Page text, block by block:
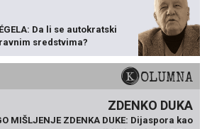
Da li se autokratski
sredstvima?
KOLUMNA
ZDENKO DUKA
MIŠLJENJE ZDENKA DUKE: Dijaspora kao